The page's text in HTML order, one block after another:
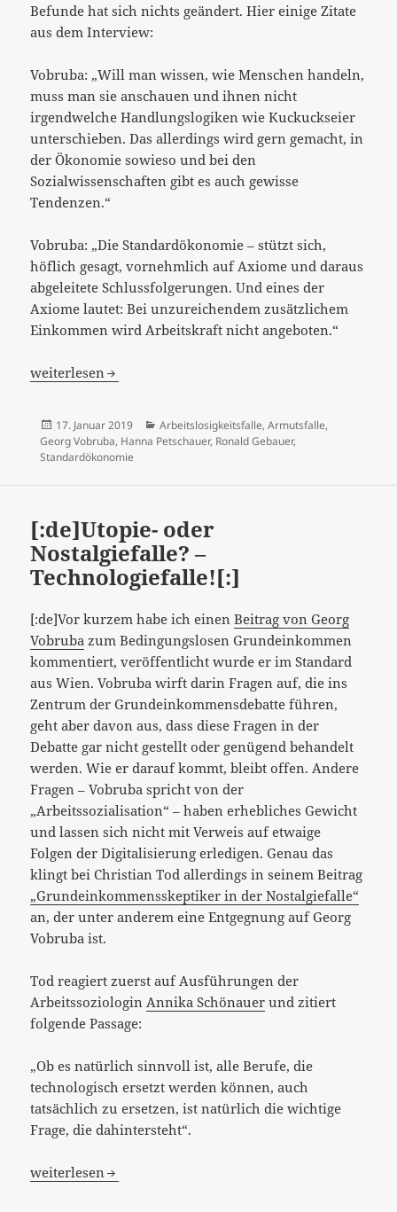
Befunde hat sich nichts geändert. Hier einige Zitate
aus dem Interview:
Vobruba: „Will man wissen, wie Menschen handeln,
muss man sie anschauen und ihnen nicht
irgendwelche Handlungslogiken wie Kuckuckseier
unterschieben. Das allerdings wird gern gemacht, in
der Ökonomie sowieso und bei den
Sozialwissenschaften gibt es auch gewisse
Tendenzen.“
Vobruba: „Die Standardökonomie – stützt sich,
höflich gesagt, vornehmlich auf Axiome und daraus
abgeleitete Schlussfolgerungen. Und eines der
Axiome lautet: Bei unzureichendem zusätzlichem
Einkommen wird Arbeitskraft nicht angeboten.“
[:de]“Findet die Politik aus der Armutsfalle heraus?“…[:]
weiterlesen
Veröffentlicht
am
17. Januar 2019 Kategorien
Arbeitslosigkeitsfalle, Armutsfalle,
Georg Vobruba, Hanna Petschauer, Ronald Gebauer,
Standardökonomie
[:de]Utopie- oder
Nostalgiefalle? –
Technologiefalle![:]
[:de]Vor kurzem habe ich einenBeitrag von Georg
Vobruba zum Bedingungslosen Grundeinkommen
kommentiert, veröffentlicht wurde er im Standard
aus Wien. Vobruba wirft darin Fragen auf, die ins
Zentrum der Grundeinkommensdebatte führen,
geht aber davon aus, dass diese Fragen in der
Debatte gar nicht gestellt oder genügend behandelt
werden. Wie er darauf kommt, bleibt offen. Andere
Fragen – Vobruba spricht von der
„Arbeitssozialisation“ – haben erhebliches Gewicht
und lassen sich nicht mit Verweis auf etwaige
Folgen der Digitalisierung erledigen. Genau das
klingt bei Christian Tod allerdings in seinem Beitrag
„Grundeinkommensskeptiker in der Nostalgiefalle“
an, der unter anderem eine Entgegnung auf Georg
Vobruba ist.
Tod reagiert zuerst auf Ausführungen der
Arbeitssoziologin Annika Schönauer und zitiert
folgende Passage:
„Ob es natürlich sinnvoll ist, alle Berufe, die
technologisch ersetzt werden können, auch
tatsächlich zu ersetzen, ist natürlich die wichtige
Frage, die dahintersteht“.
[:de]Utopie- oder Nostalgiefalle? – Technologiefalle![:]
weiterlesen